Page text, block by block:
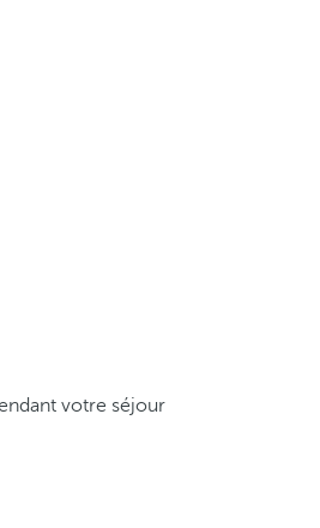
votre séjour